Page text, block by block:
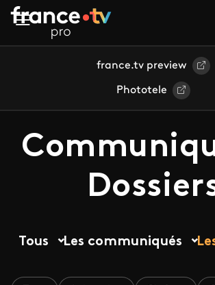
Aller au contenu principal
france.tv preview
Phototele
Tous Les communiqués